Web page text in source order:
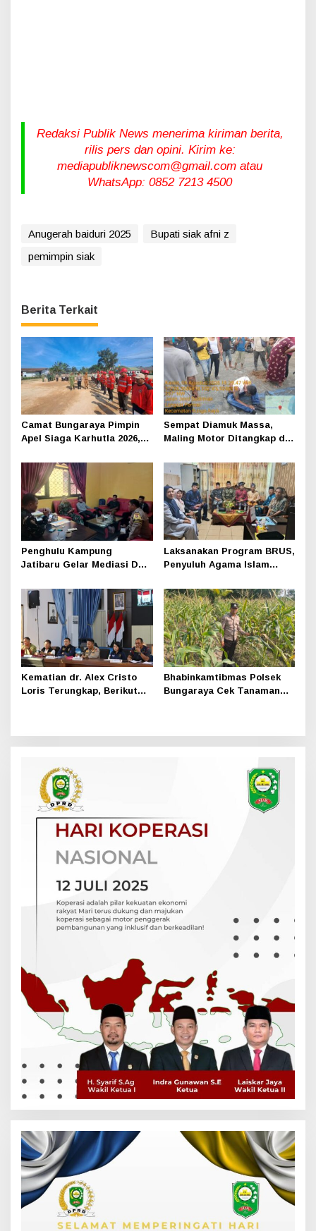
Redaksi Publik News menerima kiriman berita,
rilis pers dan opini. Kirim ke:
mediapubliknewscom@gmail.com atau
WhatsApp: 0852 7213 4500
Anugerah baiduri 2025
Bupati siak afni z
pemimpin siak
Berita Terkait
Camat Bungaraya Pimpin
Apel Siaga Karhutla 2026,
Perusahaan dan
Masyarakat Dikuatkan
Sempat Diamuk Massa,
Maling Motor Ditangkap di
Penghulu Kampung
Jatibaru Gelar Mediasi Dua
Pihak Tak Hadir
Laksanakan Program BRUS,
Penyuluh Agama Islam
1
Kematian dr. Alex Cristo
Loris Terungkap, Berikut
Bhabinkamtibmas Polsek
Bungaraya Cek Tanaman